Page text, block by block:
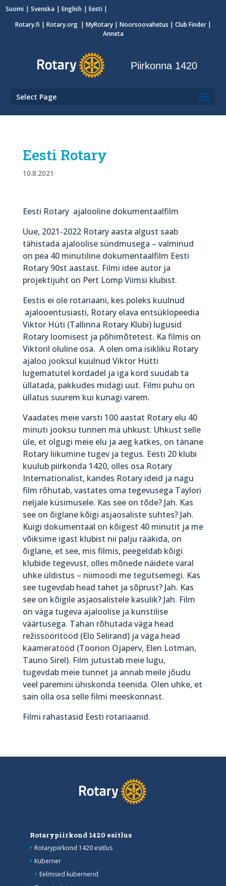
Suomi Svenska English
Eesti
Rotary.fi | Rotary.org | MyRotary| Noorsoovahetus | Club Finder|
Anneta
Piirkonna 1420
Select Page
Eesti Rotary
10.8.2021
Eesti Rotary ajalooline dokumentaalfilm
Uue, 2021-2022 Rotary aasta algust saab
tähistada ajaloolise sündmusega – valminud
on pea 40 minutiline dokumentaalfilm Eesti
Rotary 90st aastast. Filmi idee autor ja
projektijuht on Pert Lomp Viimsi klubist.
Eestis ei ole rotariaani, kes poleks kuulnud
ajalooentusiasti, Rotary elava entsüklopeedia
Viktor Hüti (Tallinna Rotary Klubi) lugusid
Rotary loomisest ja põhimõtetest. Ka filmis on
Viktoril oluline osa. A olen oma isikliku Rotary
ajaloo jooksul kuulnud Viktor Hütti
lugematutel kordadel ja iga kord suudab ta
üllatada, pakkudes midagi uut. Filmi puhu on
üllatus suurem kui kunagi varem.
Vaadates meie varsti 100 aastat Rotary elu 40
minuti jooksu tunnen ma uhkust. Uhkust selle
üle, et olgugi meie elu ja aeg katkes, on tänane
Rotary liikumine tugev ja tegus. Eesti 20 klubi
kuulub piirkonda 1420, olles osa Rotary
Internationalist, kandes Rotary ideid ja nagu
film rõhutab, vastates oma tegevusega Taylori
neljale küsimusele. Kas see on tõde? Jah. Kas
see on õiglane kõigi asjaosaliste suhtes? Jah.
Kuigi dokumentaal on kõigest 40 minutit ja me
võiksime igast klubist nii palju rääkida, on
õiglane, et see, mis filmis, peegeldab kõigi
klubide tegevust, olles mõnede näidete varal
uhke üldistus – niimoodi me tegutsemegi. Kas
see tugevdab head tahet ja sõprust? Jah. Kas
see on kõigile asjaosalistele kasulik? Jah. Film
on väga tugeva ajaloolise ja kunstilise
väärtusega. Tahan rõhutada väga head
režissööritööd (Elo Selirand) ja väga head
kaameratööd (Toorion Ojaperv, Elen Lotman,
Tauno Sirel). Film jutustab meie lugu,
tugevdab meie tunnet ja annab meile jõudu
veel paremini ühiskonda teenida. Olen uhke, et
sain olla osa selle filmi meeskonnast.
Filmi rahastasid Eesti rotariaanid.
Rotarypiirkond 1420 esitlus
Rotarypiirkond 1420 esitlus
Kuberner
Eelmised kubernerid